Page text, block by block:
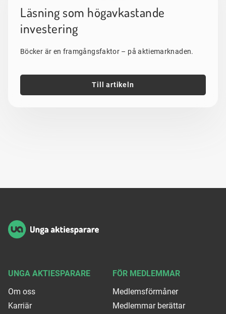
Läsning som högavkastande
investering
Böcker är en framgångsfaktor – på aktiemarknaden.
Till artikeln
UNGA AKTIESPARARE
Om oss
Karriär
FÖR MEDLEMMAR
Medlemsförmåner
Medlemmar berättar